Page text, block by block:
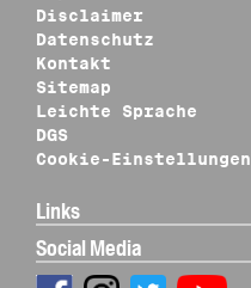
Disclaimer
Datenschutz
Kontakt
Sitemap
Leichte Sprache
DGS
Cookie-Einstellungen
Links
Social Media